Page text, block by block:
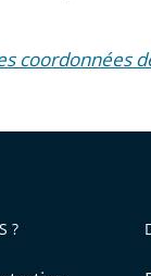
coordonnées
?